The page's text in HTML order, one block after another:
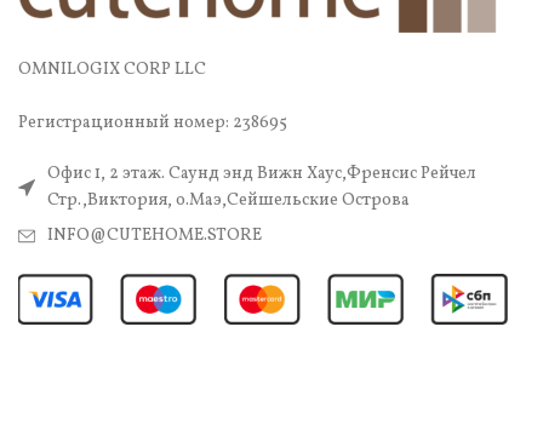
OMNILOGIX CORP LLC
Регистрационный номер: 238695
Офис 1, 2 этаж. Саунд энд Вижн Хаус,Френсис Рейчел
Стр.,Виктория, о.Маэ,Сейшельские Острова
INFO@CUTEHOME.STORE